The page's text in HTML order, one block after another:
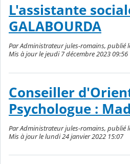
L'assistante
GALABOURDA
Par Administrateur jules-romains, publié
Mis à jour le jeudi 7 décembre 2023 09:56
Conseiller
Psychologue :
Par Administrateur jules-romains, publié
Mis à jour le lundi 24 janvier 2022 15:07